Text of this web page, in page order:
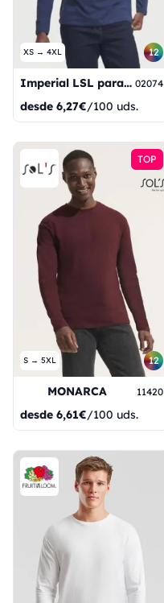
XS → 4XL 12
Imperial LSL para hombre 02074
desde 6,27€/100 uds.
TOP
S → 5XL 12
MONARCA 11420
desde 6,61€/100 uds.